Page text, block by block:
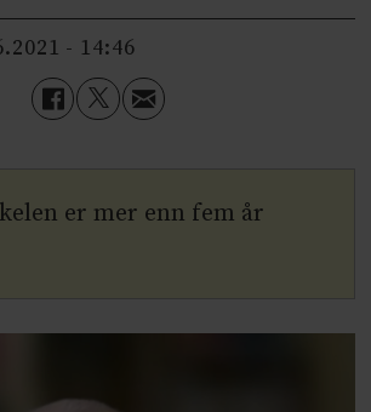
- 14:46
er mer enn fem år